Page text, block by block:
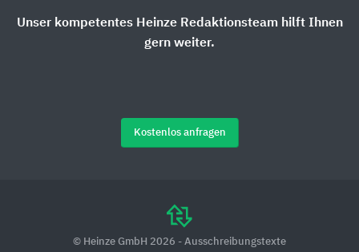
Unser kompetentes Heinze Redaktionsteam hilft Ihnen
gern weiter.
Kostenlos anfragen
© Heinze GmbH 2026 - Ausschreibungstexte